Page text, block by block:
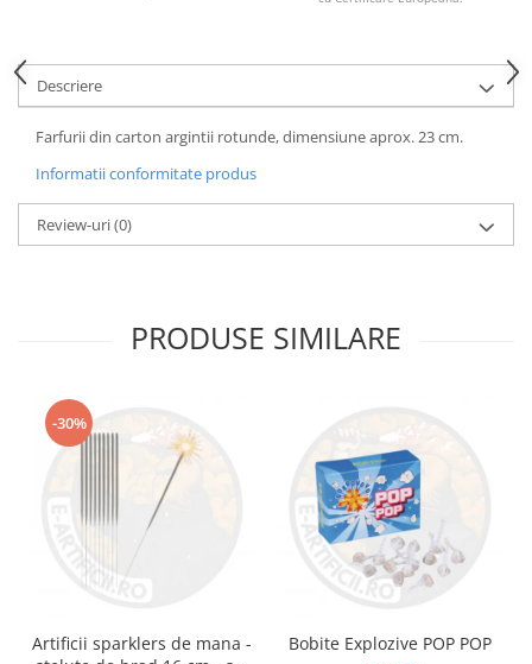
Descriere
Farfurii din carton argintii rotunde, dimensiune aprox. 23 cm.
Informatii conformitate produs
Review-uri(0)
PRODUSE SIMILARE
-30%
Artificii sparklers de mana -
Bobite Explozive POP POP